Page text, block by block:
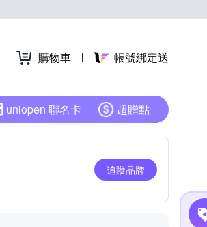
購物車 帳號綁定送
uniopen 聯名卡 超贈點
追蹤品牌